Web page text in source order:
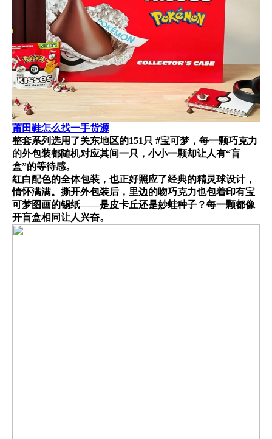
莆田鞋怎么找一手货源
整套系列选用了关东地区的151只 #宝可梦，每一颗巧克力
的外包装都随机对应其间一只，小小一颗却让人有“盲
盒”的等待感。
红白配色的全体包装，也正好照应了经典的精灵球设计，
情怀满满。撕开外包装后，里边的吻巧克力也包着印有宝
可梦图画的锡纸——是皮卡丘还是妙蛙种子？每一颗都像
开盲盒相同让人兴奋。